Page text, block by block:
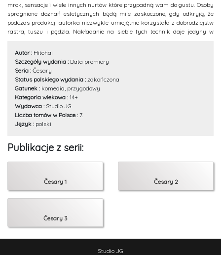
mrok, sensacje i wiele innych nurtów które przypadną wam do gustu. Osoby
spragnione doznań estetycznych będą mile zaskoczone, gdy odkryją, że
podczas produkcji autorka niezwykle umiejętnie korzystała z dobrodziejstw
rastra, tuszu i pędzla. Nakładanie na siebie tych technik daje jedyny w
Autor : Hitohai
Szczegóły wydania : Data premiery
Seria : Česary
Status polskiego wydania : zakończona
Gatunek : komedia, przygodowy
Kategoria wiekowa : 14+
Wydawca : Studio JG
Liczba tomów w Polsce : 7.
Język : polski
Publikacje z serii:
Česary 1 Česary 2
Česary 3
Studio JG